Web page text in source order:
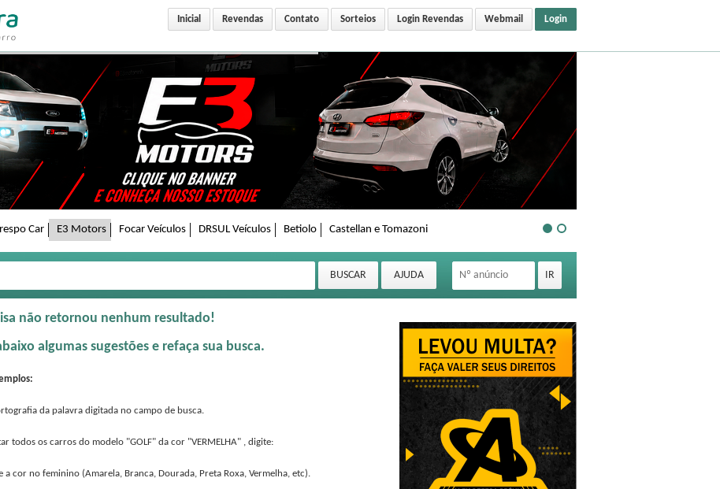
Login
Inicial Revendas Contato Sorteios Login Revendas Webmail
Car E3 Motors Focar Veículos DRSUL Veículos Betiolo Castellan e Tomazoni
não retornou nenhum resultado!
algumas sugestões e refaça sua busca.
da palavra digitada no campo de busca.
todos os carros do modelo "GOLF" da cor "VERMELHA" , digite:
a cor no feminino (Amarela, Branca, Dourada, Preta Roxa, Vermelha, etc).